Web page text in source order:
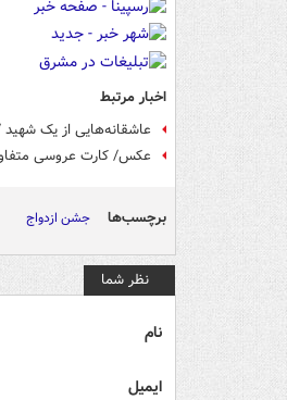
اخبار مرتبط
عاشقانه‌هایی از یک
عکس/ کارت عروسی
برچسب‌ها جشن ازدواج
نظر شما
نام
ایمیل